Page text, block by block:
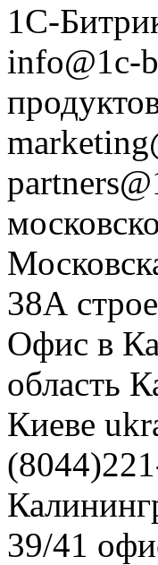
1С-
info@1c-
38А
Офис в
область
Киеве
39/41